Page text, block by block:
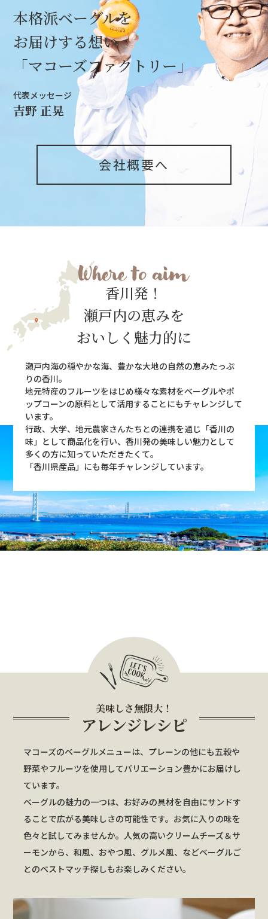
本格派ベーグルを
お届けする想い
「マコーズファクトリー」
代表メッセージ
吉野 正晃
会社概要へ
香川発！
瀬戸内の恵みを
おいしく魅力的に
瀬戸内海の穏やかな海、豊かな大地の自然の恵みたっぷ
りの香川。
地元特産のフルーツをはじめ様々な素材をベーグルやポ
ップコーンの原料として活用することにもチャレンジして
います。
行政、大学、地元農家さんたちとの連携を通じ「香川の
味」として商品化を行い、香川発の美味しい魅力として
多くの方に知っていただきたくて。
「香川県産品」にも毎年チャレンジしています。
美味しさ無限大！
アレンジレシピ
マコーズのベーグルメニューは、プレーンの他にも五穀や
野菜やフルーツを使用してバリエーション豊かにお届けし
ています。
ベーグルの魅力の一つは、お好みの具材を自由にサンドす
ることで広がる美味しさの可能性です。お気に入りの味を
色々と試してみませんか。人気の高いクリームチーズ＆サ
ーモンから、和風、おやつ風、グルメ風、などベーグルご
とのベストマッチ探しもお楽しみください。